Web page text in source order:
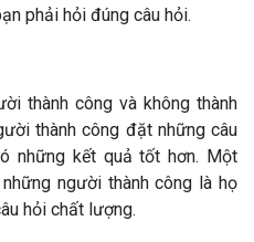
phải hỏi đúng câu hỏi.
thành công và không thành
thành công đặt những câu
những kết quả tốt hơn. Một
người thành công là họ
hỏi chất lượng.